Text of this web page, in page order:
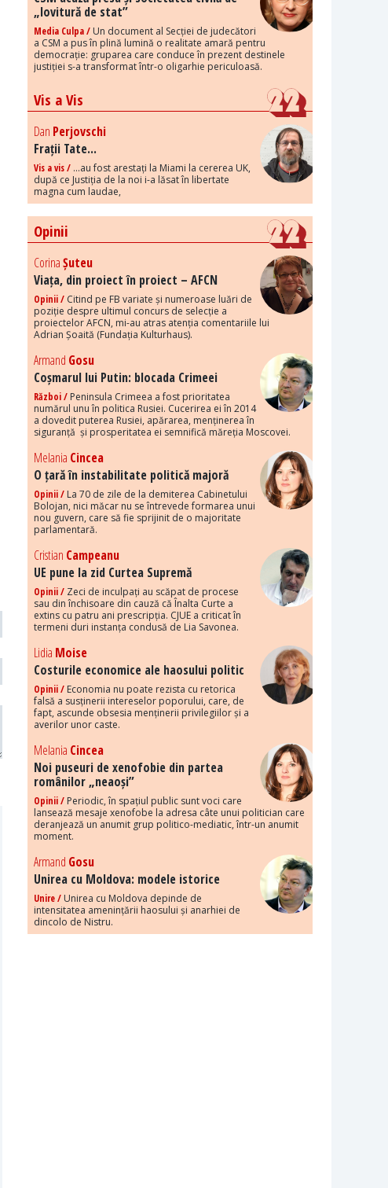
„lovitură de stat”
Media Culpa / Un document al Secției de judecători
a CSM a pus în plină lumină o realitate amară pentru
democrație: gruparea care conduce în prezent destinele
justiției s-a transformat într-o oligarhie periculoasă.
Vis a Vis
Dan Perjovschi
Frații Tate...
Vis a vis / ...au fost arestați la Miami la cererea UK,
după ce Justiția de la noi i-a lăsat în libertate
magna cum laudae,
Opinii
CorinaȘuteu
Viața, din proiect în proiect – AFCN
Opinii / Citind pe FB variate și numeroase luări de
poziție despre ultimul concurs de selecție a
proiectelor AFCN, mi-au atras atenția comentariile lui
Adrian Șoaită (Fundația Kulturhaus).
Armand Gosu
Coșmarul lui Putin: blocada Crimeei
Război / Peninsula Crimeea a fost prioritatea
numărul unu în politica Rusiei. Cucerirea ei în 2014
a dovedit puterea Rusiei, apărarea, menținerea în
siguranță și prosperitatea ei semnifică măreția Moscovei.
Melania Cincea
O țară în instabilitate politică majoră
Opinii / La 70 de zile de la demiterea Cabinetului
Bolojan, nici măcar nu se întrevede formarea unui
nou guvern, care să fie sprijinit de o majoritate
parlamentară.
Cristian Campeanu
UE pune la zid Curtea Supremă
Opinii / Zeci de inculpați au scăpat de procese
sau din închisoare din cauză că Înalta Curte a
extins cu patru ani prescripția. CJUE a criticat în
termeni duri instanța condusă de Lia Savonea.
Lidia Moise
Costurile economice ale haosului politic
Opinii / Economia nu poate rezista cu retorica
falsă a susținerii intereselor poporului, care, de
fapt, ascunde obsesia menținerii privilegiilor și a
averilor unor caste.
Melania Cincea
Noi puseuri de xenofobie din partea
românilor „neaoși”
Opinii / Periodic, în spațiul public sunt voci care
lansează mesaje xenofobe la adresa câte unui politician care
deranjează un anumit grup politico-mediatic, într-un anumit
moment.
Armand Gosu
Unirea cu Moldova: modele istorice
Unire / Unirea cu Moldova depinde de
intensitatea amenințării haosului și anarhiei de
dincolo de Nistru.